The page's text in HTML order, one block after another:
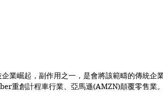
業崛起，副作用之一，是會將該範疇的傳統企
重創計程車行業、亞馬遜(AMZN)顛覆零售業